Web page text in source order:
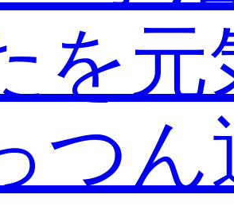
を
つ